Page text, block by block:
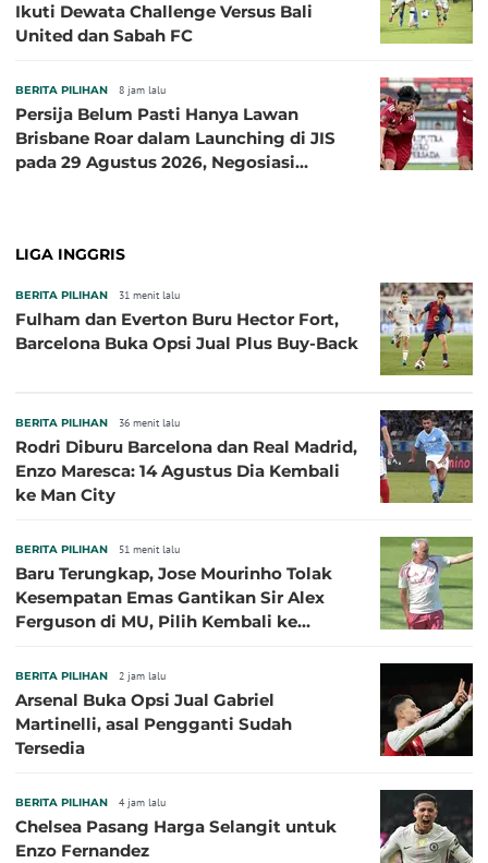
Ikuti Dewata Challenge Versus Bali
United dan Sabah FC
BERITA PILIHAN 8 jam lalu
Persija Belum Pasti Hanya Lawan
Brisbane Roar dalam Launching di JIS
pada 29 Agustus 2026, Negosiasi
LIGA INGGRIS
BERITA PILIHAN 31 menit lalu
Fulham dan Everton Buru Hector Fort,
Barcelona Buka Opsi Jual Plus Buy-Back
BERITA PILIHAN 36 menit lalu
Rodri Diburu Barcelona dan Real Madrid,
Enzo Maresca: 14 Agustus Dia Kembali
ke Man City
BERITA PILIHAN 51 menit lalu
Baru Terungkap, Jose Mourinho Tolak
Kesempatan Emas Gantikan Sir Alex
Ferguson di MU, Pilih Kembali ke
BERITA PILIHAN 2 jam lalu
Arsenal Buka Opsi Jual Gabriel
Martinelli, asal Pengganti Sudah
Tersedia
BERITA PILIHAN 4 jam lalu
Chelsea Pasang Harga Selangit untuk
Enzo Fernandez